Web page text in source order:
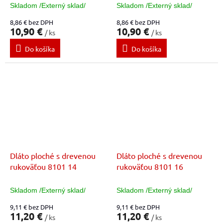
Skladom /Externý sklad/
8,86 € bez DPH
10,90 € / ks
Do košíka
Skladom /Externý sklad/
8,86 € bez DPH
10,90 € / ks
Do košíka
Dláto ploché s drevenou
rukoväťou 8101 14
Skladom /Externý sklad/
9,11 € bez DPH
11,20 € / ks
Dláto ploché s drevenou
rukoväťou 8101 16
Skladom /Externý sklad/
9,11 € bez DPH
11,20 € / ks